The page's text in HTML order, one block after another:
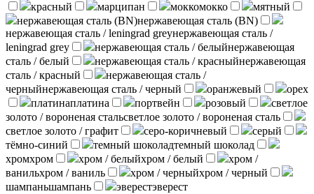
красный
марципан моккомокко
мятный
нержавеющая сталь (BN)нержавеющая сталь (BN)
нержавеющая сталь / leningrad greyнержавеющая сталь /
leningrad grey
нержавеющая сталь / белыйнержавеющая
сталь / белый
нержавеющая сталь / красныйнержавеющая
сталь / красный
нержавеющая сталь /
черныйнержавеющая сталь / черный оранжевый
орех
платинаплатина портвейн розовый
светлое
золото / вороненая стальсветлое золото / вороненая сталь
светлое золото / графит
серо-коричневый
серый
тёмно-синий
темный шоколадтемный шоколад
хромхром хром / белыйхром / белый
хром /
ванильхром / ваниль хром / черныйхром / черный
шампаньшампань эверестэверест